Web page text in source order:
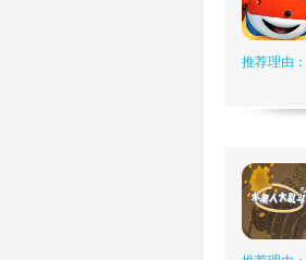
推荐理由：